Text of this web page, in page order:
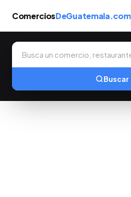
ComerciosDeGuatemala.com
Buscar